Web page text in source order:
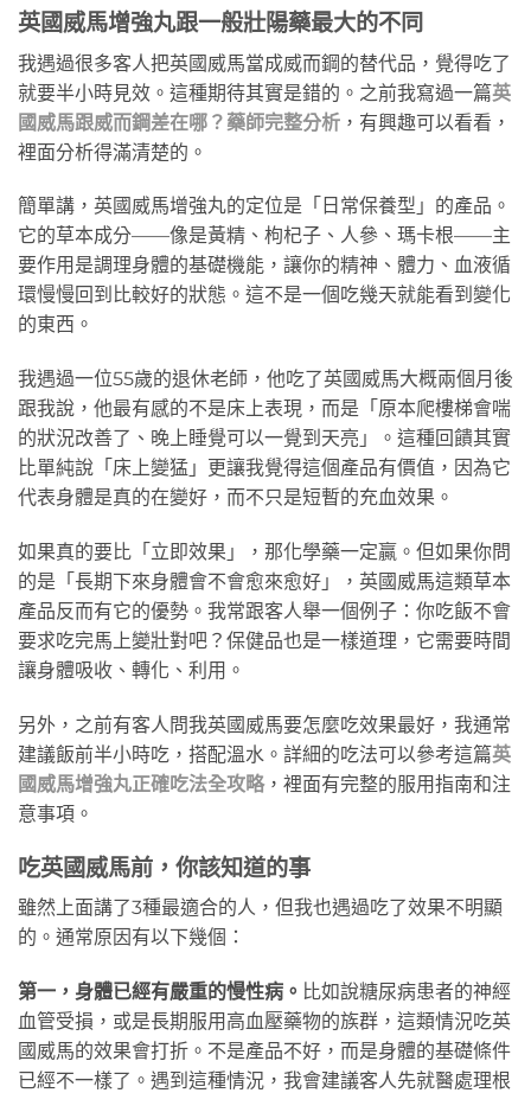
英國威馬增強丸跟一般壯陽藥最大的不同
我遇過很多客人把英國威馬當成威而鋼的替代品，覺得吃了
就要半小時見效。這種期待其實是錯的。之前我寫過一篇英
國威馬跟威而鋼差在哪？藥師完整分析 ，有興趣可以看看，
裡面分析得滿清楚的。
簡單講，英國威馬增強丸的定位是「日常保養型」的產品。
它的草本成分——像是黃精、枸杞子、人參、瑪卡根——主
要作用是調理身體的基礎機能，讓你的精神、體力、血液循
環慢慢回到比較好的狀態。這不是一個吃幾天就能看到變化
的東西。
我遇過一位55歲的退休老師，他吃了英國威馬大概兩個月後
跟我說，他最有感的不是床上表現，而是「原本爬樓梯會喘
的狀況改善了、晚上睡覺可以一覺到天亮」。這種回饋其實
比單純說「床上變猛」更讓我覺得這個產品有價值，因為它
代表身體是真的在變好，而不只是短暫的充血效果。
如果真的要比「立即效果」，那化學藥一定贏。但如果你問
的是「長期下來身體會不會愈來愈好」，英國威馬這類草本
產品反而有它的優勢。我常跟客人舉一個例子：你吃飯不會
要求吃完馬上變壯對吧？保健品也是一樣道理，它需要時間
讓身體吸收、轉化、利用。
另外，之前有客人問我英國威馬要怎麼吃效果最好，我通常
建議飯前半小時吃，搭配溫水。詳細的吃法可以參考這篇英
國威馬增強丸正確吃法全攻略，裡面有完整的服用指南和注
意事項。
吃英國威馬前，你該知道的事
雖然上面講了3種最適合的人，但我也遇過吃了效果不明顯
的。通常原因有以下幾個：
第一，身體已經有嚴重的慢性病。 比如說糖尿病患者的神經
血管受損，或是長期服用高血壓藥物的族群，這類情況吃英
國威馬的效果會打折。不是產品不好，而是身體的基礎條件
已經不一樣了。遇到這種情況，我會建議客人先就醫處理根